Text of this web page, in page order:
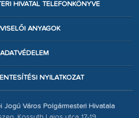
HIVATAL TELEFONKÖNYVE
ANYAGOK
ADATVÉDELEM
NYILATKOZAT
Jogú Város Polgármesteri Hivatala